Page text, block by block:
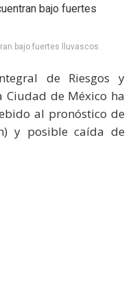
bajo fuertes lluvascos.
de Riesgos y
Ciudad de México ha
al pronóstico de
y posible caída de